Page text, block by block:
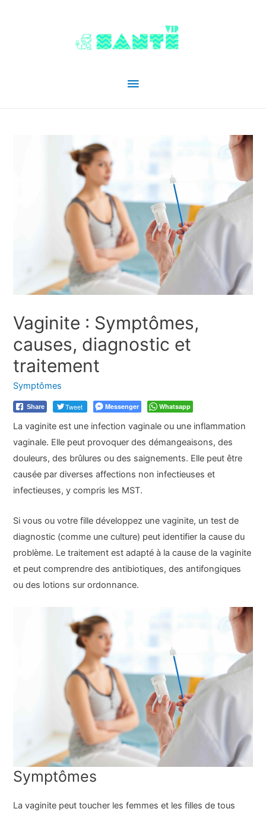
Menu
Vaginite : Symptômes,
causes, diagnostic et
traitement
Symptômes
Share Tweet Messenger Whatsapp
La vaginite est une infection vaginale ou une inflammation
vaginale. Elle peut provoquer des démangeaisons, des
douleurs, des brûlures ou des saignements. Elle peut être
causée par diverses affections non infectieuses et
infectieuses, y compris les MST.
Si vous ou votre fille développez une vaginite, un test de
diagnostic (comme une culture) peut identifier la cause du
problème. Le traitement est adapté à la cause de la vaginite
et peut comprendre des antibiotiques, des antifongiques
ou des lotions sur ordonnance.
Symptômes
La vaginite peut toucher les femmes et les filles de tous